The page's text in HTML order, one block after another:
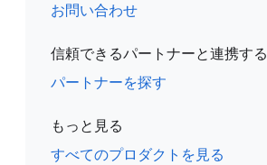
お問い合わせ
信頼できるパートナーと連携する
パートナーを探す
もっと見る
すべてのプロダクトを見る